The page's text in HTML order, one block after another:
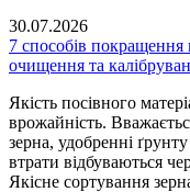
30.07.2026
7 способів покращення
очищення та
Якість посівного
врожайність.
зерна, удобренні
втрати відбуваються
Якісне сортування